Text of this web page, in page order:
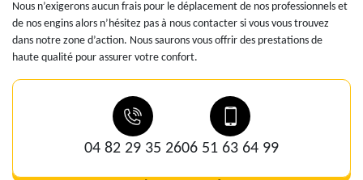
Nous n’exigerons aucun frais pour le déplacement de nos professionnels et
de nos engins alors n’hésitez pas à nous contacter si vous vous trouvez
dans notre zone d’action. Nous saurons vous offrir des prestations de
haute qualité pour assurer votre confort.
04 82 29 35 2606 51 63 64 99